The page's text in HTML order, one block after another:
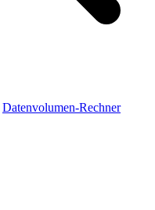
Datenvolumen-Rechner